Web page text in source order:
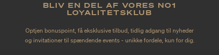
BLIV EN DEL AF VORES NO1
LOYALITETSKLUB
Optjen bonuspoint, få eksklusive tilbud, tidlig adgang til nyheder
og invitationer til spændende events - unikke fordele, kun for dig.